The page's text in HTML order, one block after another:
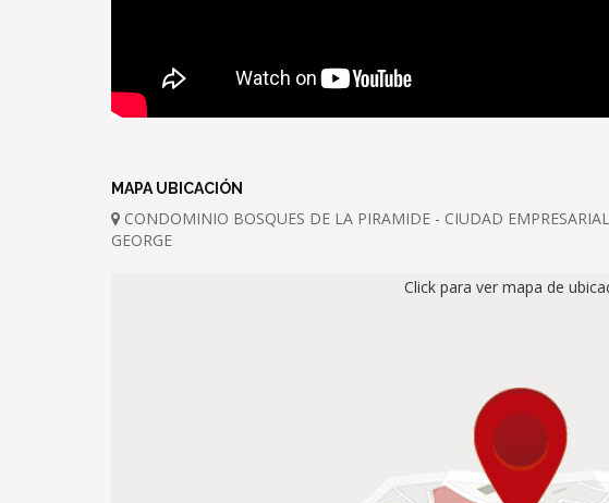
MAPA UBICACIÓN
CONDOMINIO BOSQUES DE LA PIRAMIDE - CIUDAD
GEORGE
Click para ver mapa de